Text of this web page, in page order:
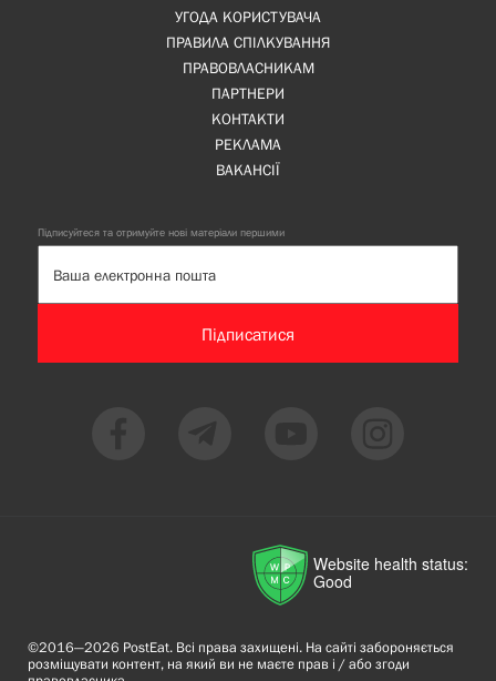
УГОДА КОРИСТУВАЧА
ПРАВИЛА СПІЛКУВАННЯ
ПРАВОВЛАСНИКАМ
ПАРТНЕРИ
КОНТАКТИ
РЕКЛАМА
ВАКАНСІЇ
Підписуйтеся та отримуйте нові матеріали першими
Підписатися
Website health status:
Good
©2016—2026 PostEat. Всі права захищені. На сайті забороняється
розміщувати контент, на який ви не маєте прав і / або згоди